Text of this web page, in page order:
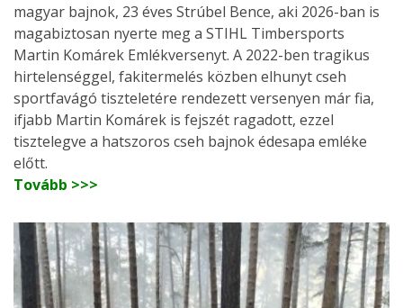
magyar bajnok, 23 éves Strúbel Bence, aki 2026-ban is
magabiztosan nyerte meg a STIHL Timbersports
Martin Komárek Emlékversenyt. A 2022-ben tragikus
hirtelenséggel, fakitermelés közben elhunyt cseh
sportfavágó tiszteletére rendezett versenyen már fia,
ifjabb Martin Komárek is fejszét ragadott, ezzel
tisztelegve a hatszoros cseh bajnok édesapa emléke
előtt.
Tovább >>>